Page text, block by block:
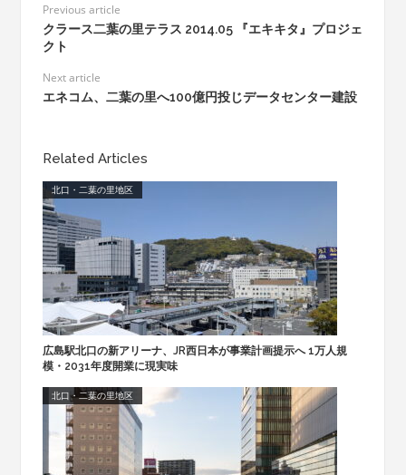
Previous article
クラース二葉の里テラス 2014.05 『エキキタ』プロジェ
クト
Next article
エネコム、二葉の里へ100億円投じデータセンター建設
Related Articles
北口・二葉の里地区
広島駅北口の新アリーナ、JR西日本が事業計画提示へ 1万人規
模・2031年度開業に現実味
北口・二葉の里地区